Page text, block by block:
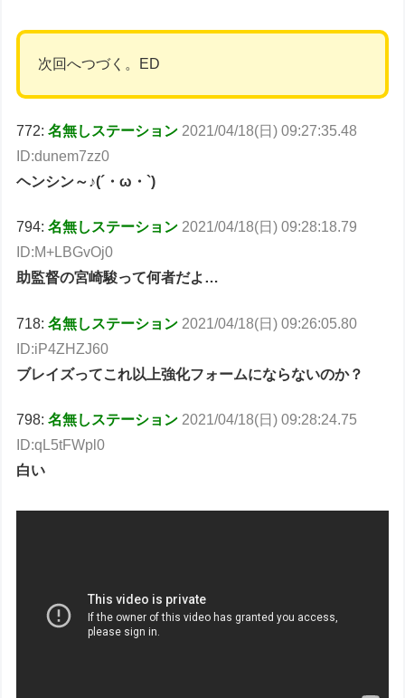
次回へつづく。ED
772:名無しステーション 2021/04/18(日) 09:27:35.48
ID:dunem7zz0
ヘンシン～♪(´・ω・`)
794:名無しステーション 2021/04/18(日) 09:28:18.79
ID:M+LBGvOj0
助監督の宮崎駿って何者だよ…
718:名無しステーション 2021/04/18(日) 09:26:05.80
ID:iP4ZHZJ60
ブレイズってこれ以上強化フォームにならないのか？
798:名無しステーション 2021/04/18(日) 09:28:24.75
ID:qL5tFWpl0
白い